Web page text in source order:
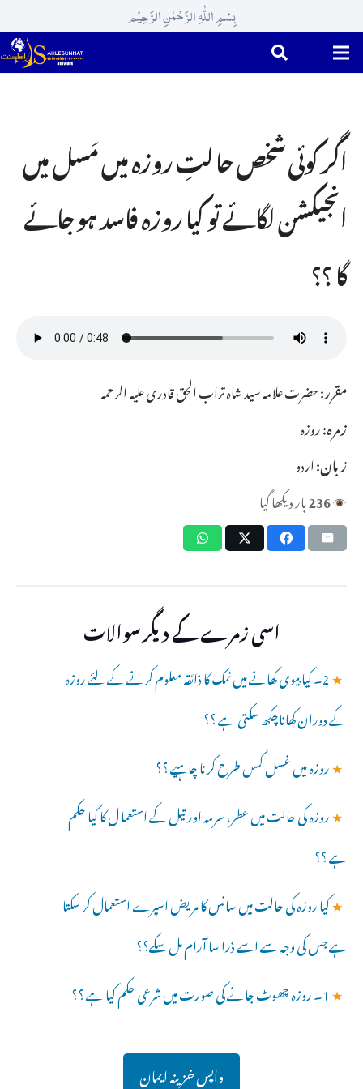
بِسْمِ اللّٰہِ الرَّحْمٰنِ الرَّحِیْم
اگر کوئی شخص حا لتِ روزہ میں مَسل میں
انجیکشن لگائے تو کیا روزہ فاسد ہو جائے
گا ؟؟
مقرر:حضرت علامہ سید شاہ تراب الحق قادری علیہ الرحمہ
زمرہ:روزہ
زبان:اردو
236بار دیکھا گیا
اسی زمرے کے دیگر سوالات
★ 2۔ کیا بیوی کھانے میں نمک کا ذائقہ معلوم کرنے کے لئے روزہ
کے دوران کھاناچکھ سکتی ہے ؟؟
★روزہ میں غسل کسں طرح کرنا چاہیے ؟؟
★روزہ کی حالت میں عطر، سرمہ اور تیل کے استعما ل کا کیا حکم
ہے ؟؟
★کیا روزہ کی حالت میں سانس کا مریض اسپرے استعمال کر سکتا
ہے جس کی وجہ سے اسے ذرا سا آرام مل سکے؟؟
★1۔ روزہ چھوٹ جانے کی صورت میں شرعی حکم کیا ہے ؟؟
واپس خزینہ ایمان